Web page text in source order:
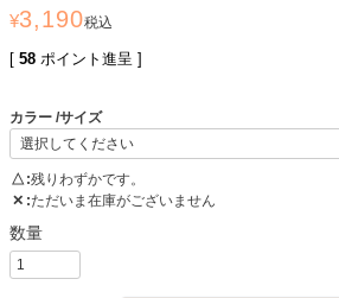
¥3,190税込
[ 58 ポイント進呈 ]
カラー サイズ
△ 残りわずかです。
✕ ただいま在庫がございません